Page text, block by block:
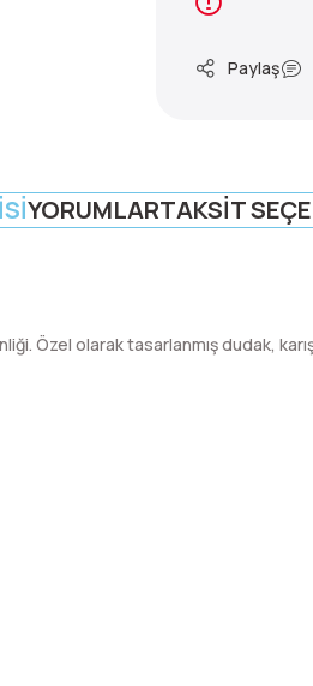
Paylaş
YORUMLARTAKSIT
Özel olarak tasarlanmış dudak,